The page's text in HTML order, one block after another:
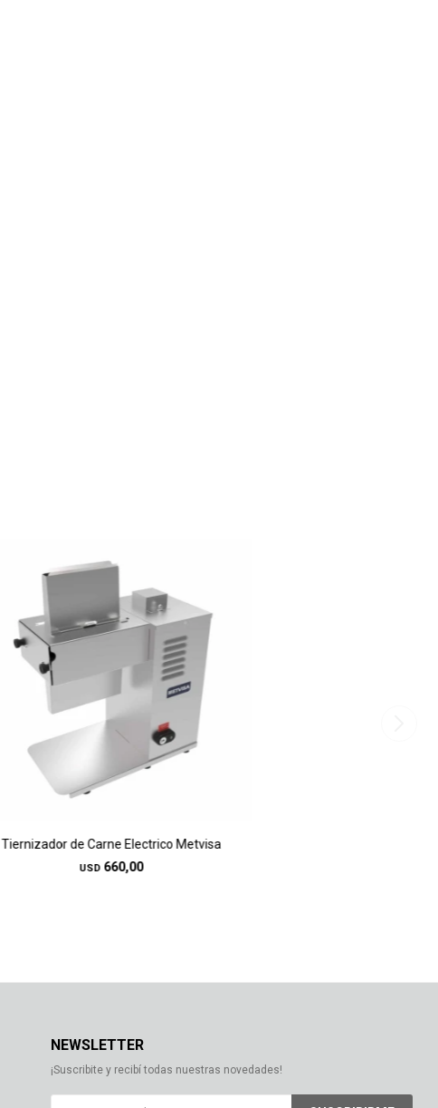
Tiernizador de Carne Electrico Metvisa
USD 660,00
NEWSLETTER
¡Suscribite y recibí todas nuestras novedades!